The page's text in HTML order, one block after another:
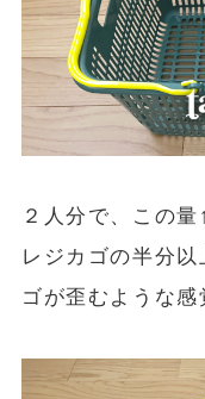
２人分で、この量
レジカゴの半分
ゴが歪むような感